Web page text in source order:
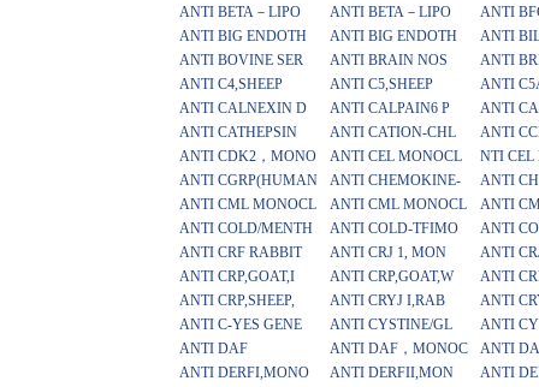
ANTI BETA－LIPO
ANTI BETA－LIPO
ANTI
ANTI BIG ENDOTH
ANTI BIG ENDOTH
ANTI
ANTI BOVINE SER
ANTI BRAIN NOS
ANTI
ANTI C4,SHEEP
ANTI C5,SHEEP
ANTI
ANTI CALNEXIN D
ANTI CALPAIN6 P
ANTI
ANTI CATHEPSIN
ANTI CATION-CHL
ANTI
ANTI CDK2，MONO
ANTI CEL MONOCL
NTI CEL
ANTI CGRP(HUMAN
ANTI CHEMOKINE-
ANTI
ANTI CML MONOCL
ANTI CML MONOCL
ANTI
ANTI COLD/MENTH
ANTI COLD-TFIMO
ANTI
ANTI CRF RABBIT
ANTI CRJ 1, MON
ANTI
ANTI CRP,GOAT,I
ANTI CRP,GOAT,W
ANTI
ANTI CRP,SHEEP,
ANTI CRYJ I,RAB
ANTI
ANTI C-YES GENE
ANTI CYSTINE/GL
ANTI
ANTI DAF
ANTI DAF，MONOC
ANTI
ANTI DERFI,MONO
ANTI DERFII,MON
ANTI